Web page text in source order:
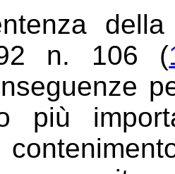
n. 106 (
più